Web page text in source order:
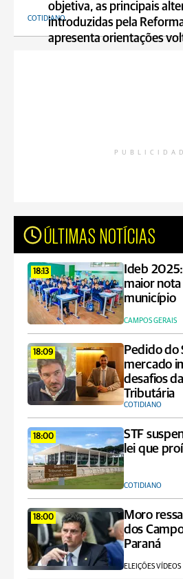
objetiva, as principais
introduzidas pela
apresenta orientações
COTIDIANO
ÚLTIMAS NOTÍCIAS
18:13
Ideb
maior
município
CAMPOS GERAIS
18:09
Pedido do
mercado
desafios
Tributária
COTIDIANO
18:00
STF
lei que
COTIDIANO
18:00
Moro
dos
Paraná
ELEIÇÕES VÍDEOS